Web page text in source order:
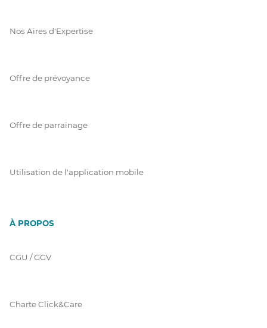
Nos Aires d'Expertise
Offre de prévoyance
Offre de parrainage
Utilisation de l'application mobile
À PROPOS
CGU / GGV
Charte Click&Care